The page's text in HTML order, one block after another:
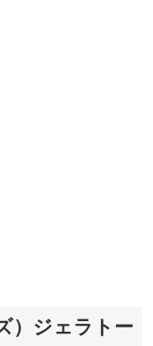
）ジェラトー